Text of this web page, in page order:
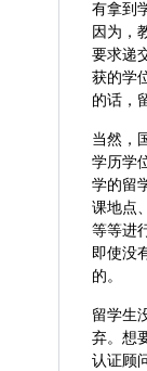
有拿到
因为，
要求递
获的学
的话，
当然，
学历学
学的留
课地点
等等进
即使没
的。
留学生
弃。想
认证顾